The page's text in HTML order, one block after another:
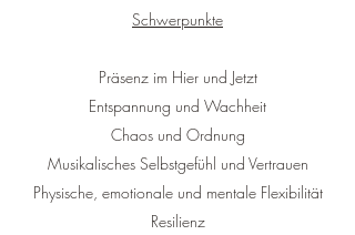
Schwerpunkte
Präsenz im Hier und Jetzt
Entspannung und Wachheit
Chaos und Ordnung
Musikalisches Selbstgefühl und Vertrauen
Physische, emotionale und mentale Flexibilität
Resilienz